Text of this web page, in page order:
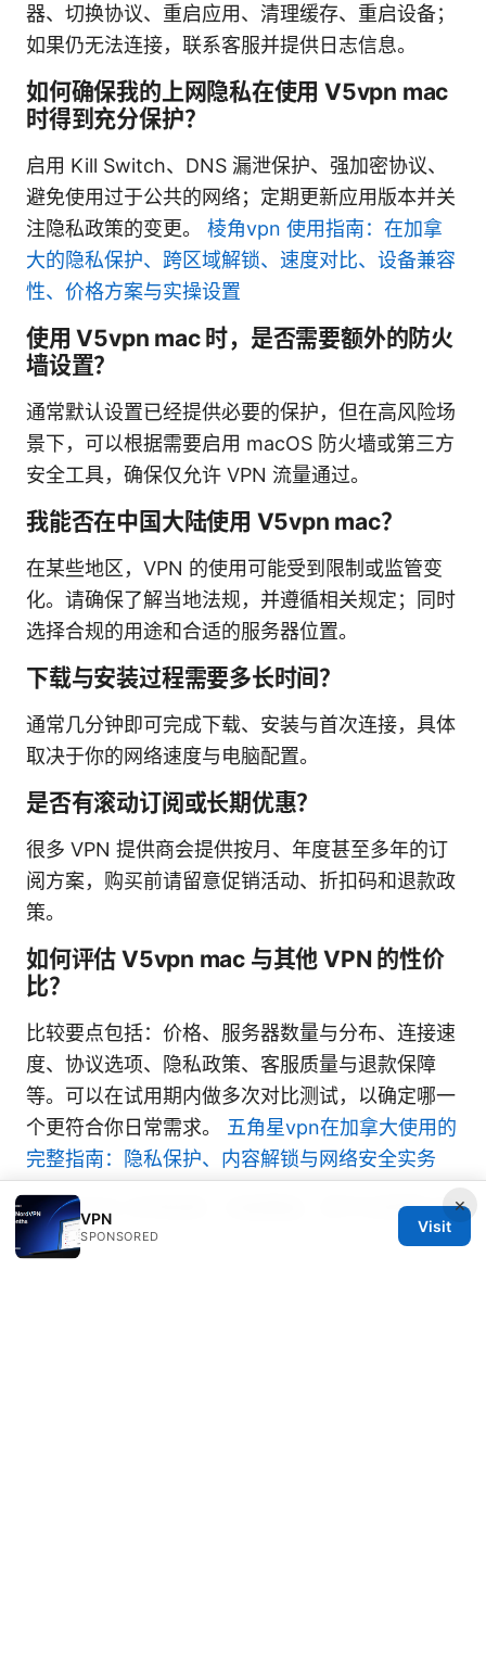
器、切换协议、重启应用、清理缓存、重启设备；
如果仍无法连接，联系客服并提供日志信息。
如何确保我的上网隐私在使用 V5vpn mac
时得到充分保护？
启用 Kill Switch、DNS 漏泄保护、强加密协议、
避免使用过于公共的网络；定期更新应用版本并关
注隐私政策的变更。 棱角vpn 使用指南：在加拿
大的隐私保护、跨区域解锁、速度对比、设备兼容
性、价格方案与实操设置
使用 V5vpn mac 时，是否需要额外的防火
墙设置？
通常默认设置已经提供必要的保护，但在高风险场
景下，可以根据需要启用 macOS 防火墙或第三方
安全工具，确保仅允许 VPN 流量通过。
我能否在中国大陆使用 V5vpn mac？
在某些地区，VPN 的使用可能受到限制或监管变
化。请确保了解当地法规，并遵循相关规定；同时
选择合规的用途和合适的服务器位置。
下载与安装过程需要多长时间？
通常几分钟即可完成下载、安装与首次连接，具体
取决于你的网络速度与电脑配置。
是否有滚动订阅或长期优惠？
很多 VPN 提供商会提供按月、年度甚至多年的订
阅方案，购买前请留意促销活动、折扣码和退款政
策。
如何评估 V5vpn mac 与其他 VPN 的性价
比？
比较要点包括：价格、服务器数量与分布、连接速
度、协议选项、隐私政策、客服质量与退款保障
等。可以在试用期内做多次对比测试，以确定哪一
个更符合你日常需求。 五角星vpn在加拿大使用的
完整指南：隐私保护、内容解锁与网络安全实务
Vpn多平台 实用指南：设备覆盖、跨平台配置与安
全优化
×
VPN
SPONSORED
Visit